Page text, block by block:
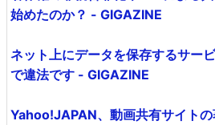
始めたのか？ - GIGAZINE
ネット上にデータを保存するサー
で違法です - GIGAZINE
Yahoo!JAPAN、動画共有サイト